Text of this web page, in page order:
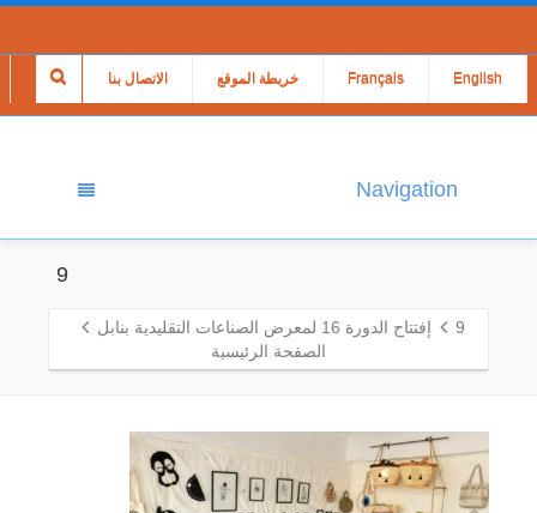
الاتصال بنا خريطة الموقع Français English
Navigation
9
9
إفتتاح الدورة 16 لمعرض الصناعات التقليدية بنابل
الصفحة الرئيسية